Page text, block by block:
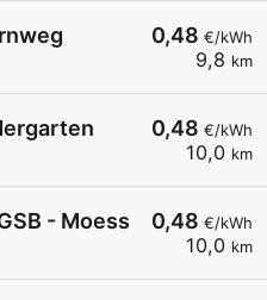
0,48 €/kWh
9,8 km
0,48 €/kWh
10,0 km
0,48 €/kWh
10,0 km
- Moessna